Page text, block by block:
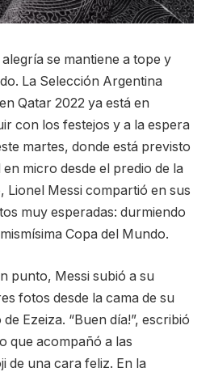
se mantiene a tope y
La Selección Argentina
Qatar 2022 ya está en
con los festejos y a la espera
martes, donde está previsto
micro desde el predio de la
Lionel Messi compartió en sus
muy esperadas: durmiendo
Copa del Mundo.
punto, Messi subió a su
fotos desde la cama de su
Ezeiza. “Buen día!”, escribió
que acompañó a las
de una cara feliz. En la